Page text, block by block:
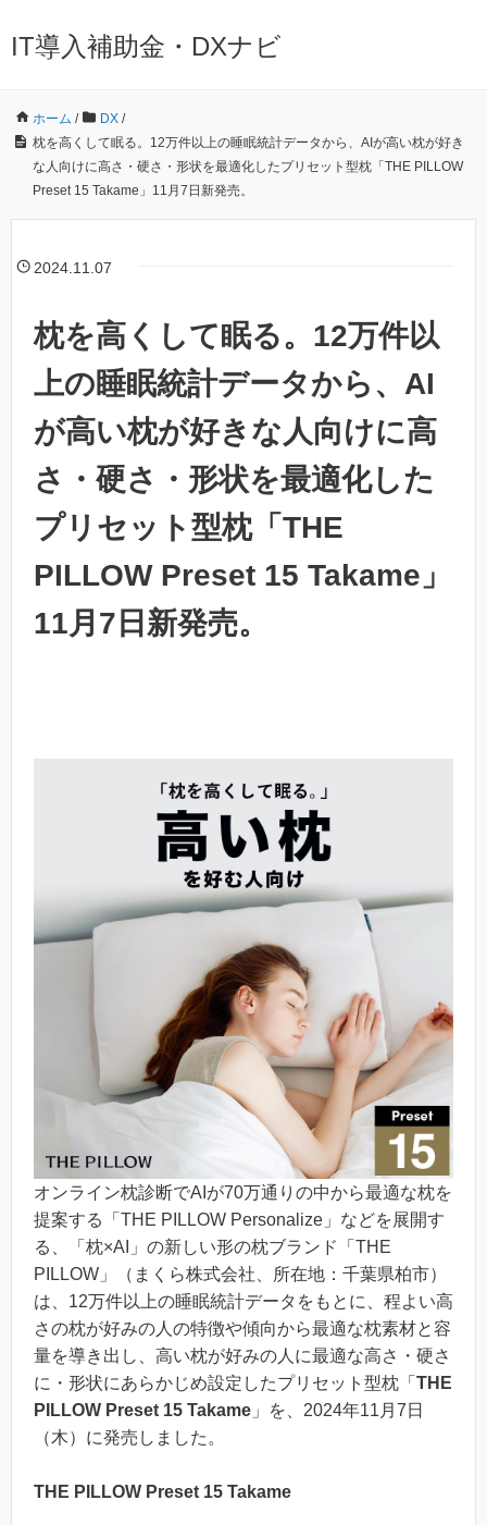
IT導入補助金・DXナビ
ホーム / DX /
枕を高くして眠る。12万件以上の睡眠統計データから、AIが高い枕が好き
な人向けに高さ・硬さ・形状を最適化したプリセット型枕「THE PILLOW
Preset 15 Takame」11月7日新発売。
2024.11.07
枕を高くして眠る。12万件以
上の睡眠統計データから、AI
が高い枕が好きな人向けに高
さ・硬さ・形状を最適化した
プリセット型枕「THE
PILLOW Preset 15 Takame」
11月7日新発売。
オンライン枕診断でAIが70万通りの中から最適な枕を
提案する「THE PILLOW Personalize」などを展開す
る、「枕×AI」の新しい形の枕ブランド「THE
PILLOW」（まくら株式会社、所在地：千葉県柏市）
は、12万件以上の睡眠統計データをもとに、程よい高
さの枕が好みの人の特徴や傾向から最適な枕素材と容
量を導き出し、高い枕が好みの人に最適な高さ・硬さ
に・形状にあらかじめ設定したプリセット型枕「 THE
PILLOW Preset 15 Takame 」を、2024年11月7日
（木）に発売しました。
THE PILLOW Preset 15 Takame